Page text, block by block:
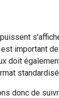
important
doit
donc de